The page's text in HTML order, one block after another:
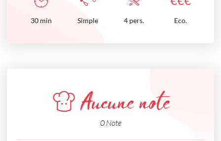
30 min Simple 4 pers. Eco.
Aucune note
0 Note